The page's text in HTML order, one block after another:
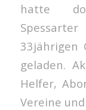
hatte
33jährigen
geladen.
Helfer,
Vereine